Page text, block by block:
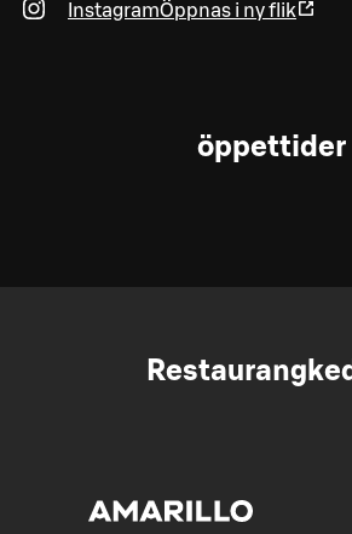
InstagramÖppnas i ny flik
öppettider